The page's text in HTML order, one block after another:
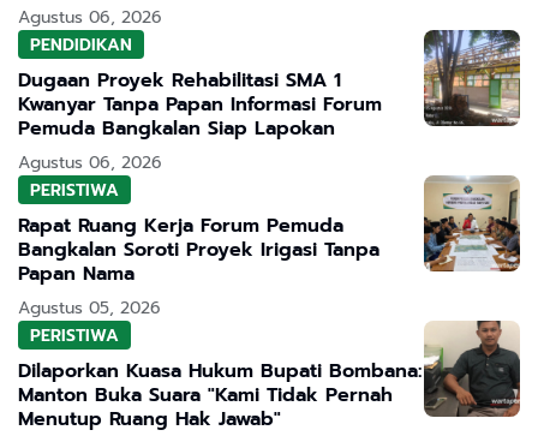
Agustus 06, 2026
PENDIDIKAN
Dugaan Proyek Rehabilitasi SMA 1
Kwanyar Tanpa Papan Informasi Forum
Pemuda Bangkalan Siap Lapokan
Agustus 06, 2026
PERISTIWA
Rapat Ruang Kerja Forum Pemuda
Bangkalan Soroti Proyek Irigasi Tanpa
Papan Nama
Agustus 05, 2026
PERISTIWA
Dilaporkan Kuasa Hukum Bupati Bombana:
Manton Buka Suara "Kami Tidak Pernah
Menutup Ruang Hak Jawab"